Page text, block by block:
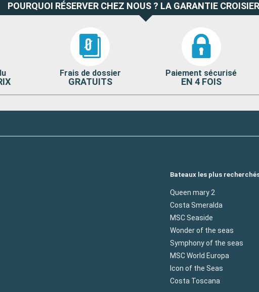
POURQUOI RÉSERVER CHEZ NOUS ? LA GARANTIE
Frais de dossier
GRATUITS
Paiement sécurisé
EN 4 FOIS
Bateaux les plus
Queen mary 2
Costa Smeralda
MSC Seaside
Wonder of the seas
Symphony of the seas
MSC World Europa
Icon of the Seas
Costa Toscana